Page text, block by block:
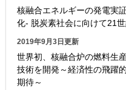
核融合エネルギーの発電実
化- 脱炭素社会に向けて21
2019年9月3日更新
世界初、核融合炉の燃料生
技術を開発～経済性の飛躍
期待～